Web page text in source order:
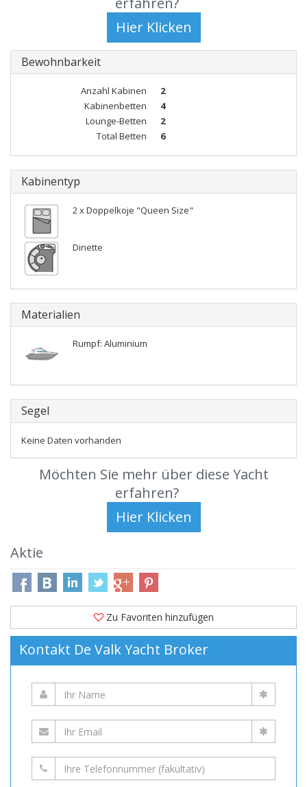
Bewohnbarkeit
Anzahl Kabinen
2
Kabinenbetten
4
Lounge-Betten
2
Total Betten
6
Kabinentyp
2 x Doppelkoje "Queen Size"
Dinette
Materialien
Rumpf: Aluminium
Segel
Keine Daten vorhanden
Möchten Sie mehr über diese Yacht
erfahren?
Aktie
Zu Favoriten hinzufügen
Kontakt De Valk Yacht Broker